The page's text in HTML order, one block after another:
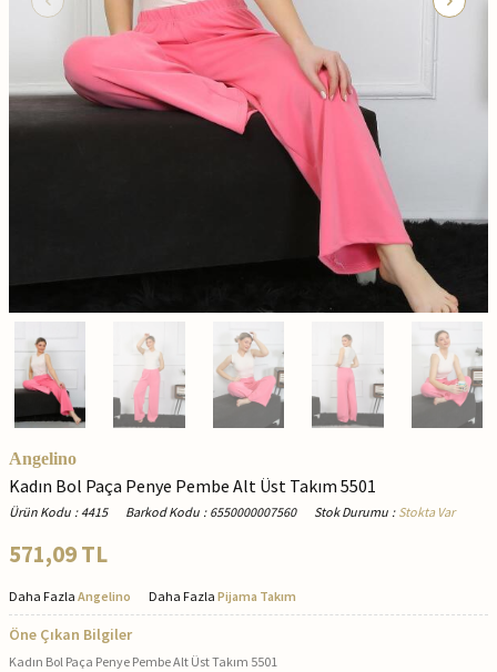
Angelino
Kadın Bol Paça Penye Pembe Alt Üst Takım 5501
Ürün Kodu : 4415 Barkod Kodu : 6550000007560 Stok Durumu : Stokta Var
571,09TL
Daha Fazla Angelino Daha Fazla Pijama Takım
Öne Çıkan Bilgiler
Kadın Bol Paça Penye Pembe Alt Üst Takım 5501